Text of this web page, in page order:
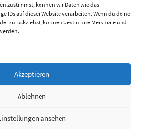
zustimmst, können wir Daten wie das
IDs auf dieser Website verarbeiten. Wenn du deine
zurückziehst, können bestimmte Merkmale und
Akzeptieren
Ablehnen
ansehen